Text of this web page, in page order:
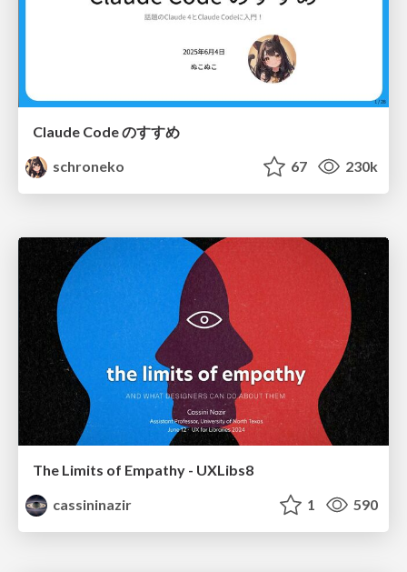
Claude Code のすすめ
schroneko
67 230k
The Limits of Empathy - UXLibs8
cassininazir
1 590